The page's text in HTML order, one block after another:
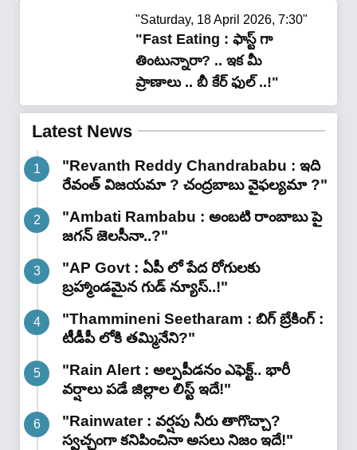
"Saturday, 18 April 2026, 7:30"
"Fast Eating : ఫాస్ట్ గా
తింటున్నారా? .. ఇక మీ
ప్రాణాలు .. బీ కేర్ ఫుల్ ..!"
Latest News
"Revanth Reddy Chandrababu : ఇది
రేవంత్ విజయమా ? చంద్రబాబు వైఫల్యమా ?"
"Ambati Rambabu : అంబటి రాంబాబు పై
జగన్ జెలసీనా..?"
"AP Govt : ఏపీ లో పేద రోగులకు
బ్రహ్మాండమైన గుడ్ న్యూస్..!"
"Thammineni Seetharam : బిగ్ బ్రేకింగ్ :
టీడీపీ లోకి తమ్మినేని?"
"Rain Alert : అల్పపీడనం ఎఫెక్ట్.. భారీ
వర్షాలు పడే జిల్లాల లిస్ట్ ఇదే!"
"Rainwater : వర్షపు నీరు తాగొచ్చా?
స్వచ్ఛంగా కనిపించినా అసలు నిజం ఇదే!"